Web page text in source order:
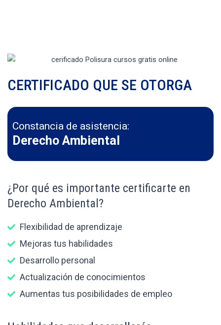
CERTIFICADO QUE SE OTORGA
Constancia de asistencia:
Derecho Ambiental
¿Por qué es importante certificarte en
Derecho Ambiental?
Flexibilidad de aprendizaje
Mejoras tus habilidades
Desarrollo personal
Actualización de conocimientos
Aumentas tus posibilidades de empleo